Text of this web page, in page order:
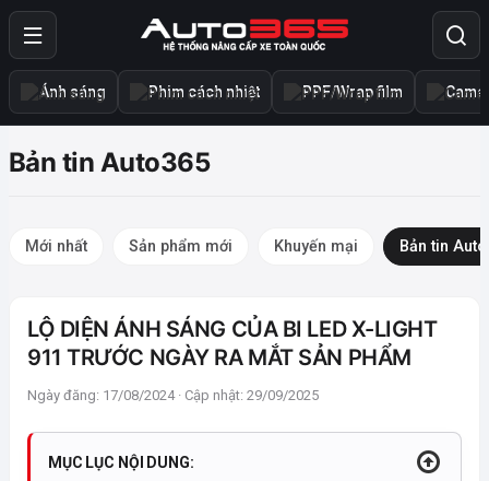
Ánh sáng Phim cách nhiệt PPF/Wrap film
Bản tin Auto365
Mới nhất Sản phẩm mới Khuyến mại Bản tin
LỘ DIỆN ÁNH SÁNG CỦA BI LED X-LIGHT
911 TRƯỚC NGÀY RA MẮT SẢN PHẨM
Ngày đăng: 17/08/2024 · Cập nhật: 29/09/2025
MỤC LỤC NỘI DUNG: